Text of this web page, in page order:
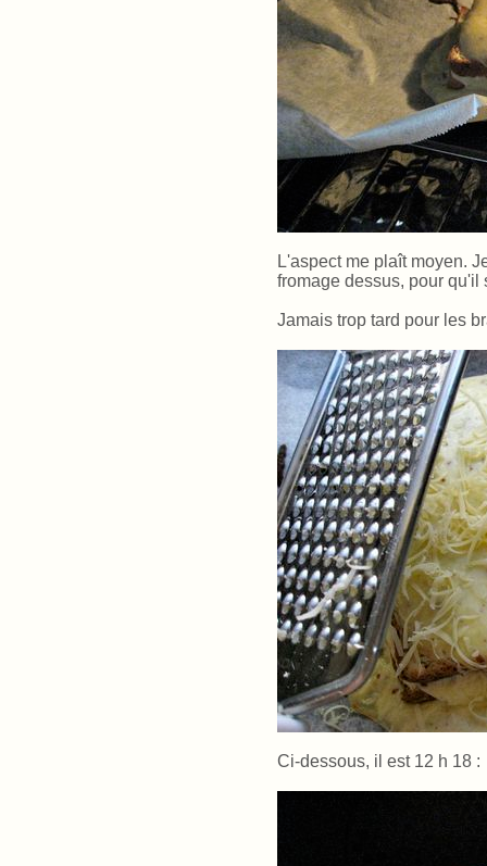
L'aspect me plaît moyen.
fromage dessus, pour qu'il
Jamais trop tard pour les
Ci-dessous, il est 12 h 18 :